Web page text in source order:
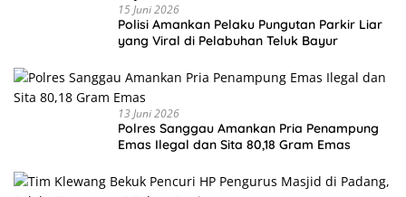
15 Juni 2026
Polisi Amankan Pelaku Pungutan Parkir Liar
yang Viral di Pelabuhan Teluk Bayur
13 Juni 2026
Polres Sanggau Amankan Pria Penampung
Emas Ilegal dan Sita 80,18 Gram Emas